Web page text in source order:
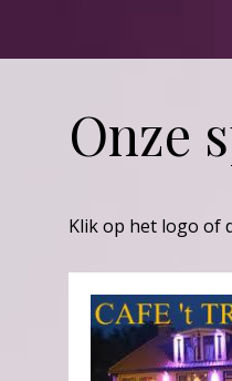
Onze
Klik op het logo of